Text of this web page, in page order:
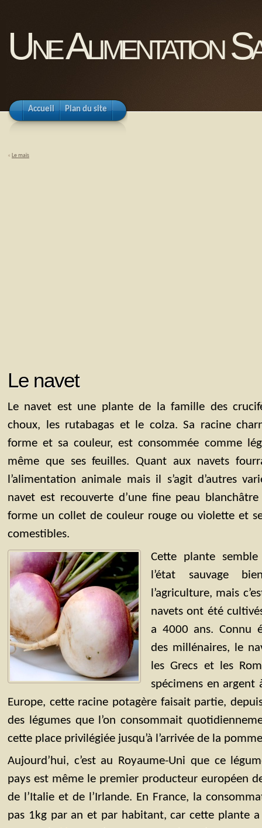
Une Alimentation
Accueil Plan du site
« Le maïs
Le navet
Le navet est une plante de la famille des
choux, les rutabagas et le colza. Sa racine
forme et sa couleur, est consommée comme
même que ses feuilles. Quant aux navets
l’alimentation animale mais il s’agit d’autres
navet est recouverte d’une fine peau
forme un collet de couleur rouge ou violette et
comestibles.
Cette plante
l’état sauvage
l’agriculture, mais
navets ont été
a 4000 ans. Connu
des millénaires, le
les Grecs et les
spécimens en
Europe, cette racine potagère faisait partie,
des légumes que l’on consommait
cette place privilégiée jusqu’à l’arrivée de la
Aujourd’hui, c’est au Royaume-Uni que ce
pays est même le premier producteur européen
de l’Italie et de l’Irlande. En France, la
pas 1kg par an et par habitant, car cette plante